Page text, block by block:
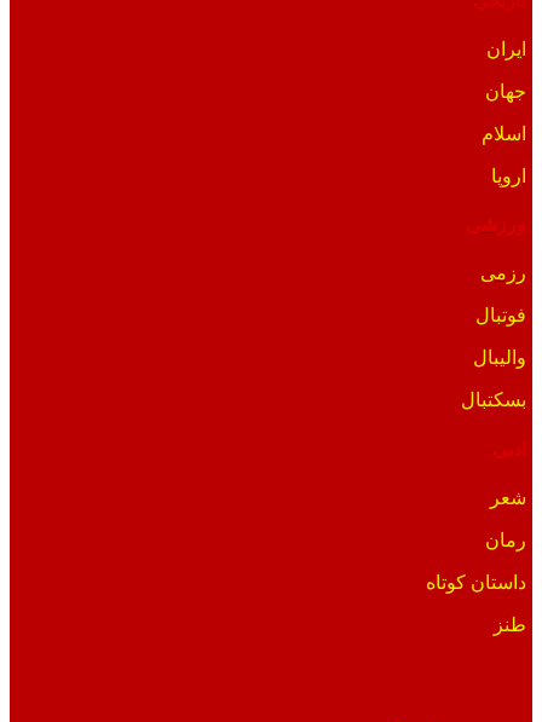
ایران
جهان
اسلام
اروپا
ورزشی
رزمی
فوتبال
والیبال
بسکتبال
ادبی
شعر
رمان
داستان کوتاه
طنز